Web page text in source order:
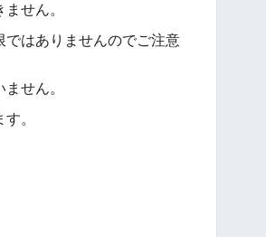
せん。
はありませんのでご注意
せん。
。